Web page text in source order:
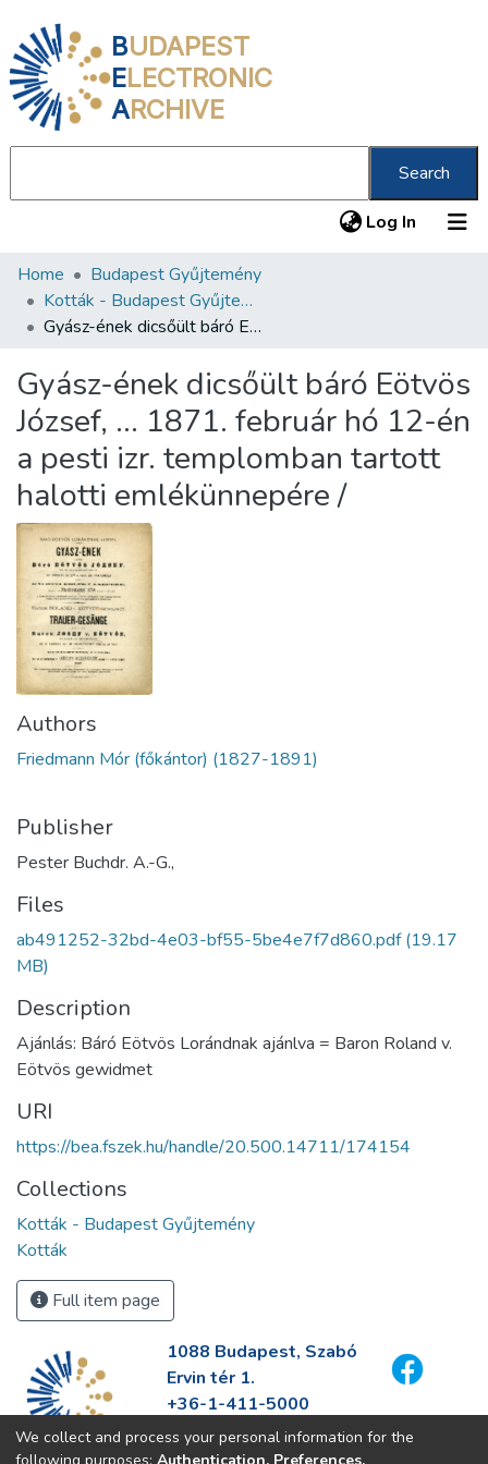
BUDAPEST
ELECTRONIC
ARCHIVE
Search
Log In (current)
Communities & Collections
All of DSpace
About us
Home
Budapest Gyűjtemény
Kották - Budapest Gyűjtemény
Gyász-ének dicsőült báró Eötvös József, ... 1871. február hó 12-én a pesti izr. templomban tartott halotti emlékünnepére /
Gyász-ének dicsőült báró Eötvös
József, ... 1871. február hó 12-én
a pesti izr. templomban tartott
halotti emlékünnepére /
Authors
Friedmann Mór (főkántor) (1827-1891)
Publisher
Pester Buchdr. A.-G.,
Files
ab491252-32bd-4e03-bf55-5be4e7f7d860.pdf(19.17
MB)
Description
Ajánlás: Báró Eötvös Lorándnak ajánlva = Baron Roland v.
Eötvös gewidmet
URI
https://bea.fszek.hu/handle/20.500.14711/174154
Collections
Kották - Budapest Gyűjtemény
Kották
Full item page
1088 Budapest, Szabó
Ervin tér 1.
+36-1-411-5000
info@fszek.hu
https://fszek.hu
We collect and process your personal information for the